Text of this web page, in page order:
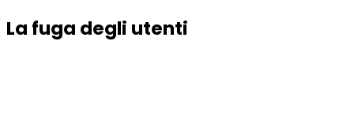
La fuga degli utenti